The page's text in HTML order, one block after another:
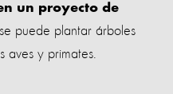
un proyecto de
puede plantar árboles
aves y primates.